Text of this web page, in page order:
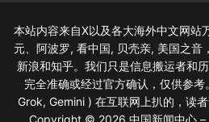
本站内容来自X以及各大海外中文网站
元、阿波罗, 看中国, 贝壳亲, 美国之音
新浪和知乎。我们只是信息搬运者和
完全准确或经过官方确认，仅供参
Grok, Gemini ) 在互联网上扒的，读